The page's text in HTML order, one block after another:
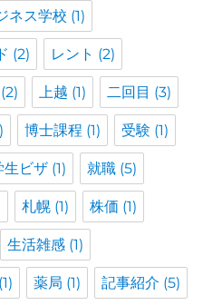
ネス学校 (1)
(2) レント (2)
(2) 上越 (1) 二回目 (3)
博士課程 (1) 受験 (1)
生ビザ (1) 就職 (5)
札幌 (1) 株価 (1)
生活雑感 (1)
(1) 薬局 (1) 記事紹介 (5)